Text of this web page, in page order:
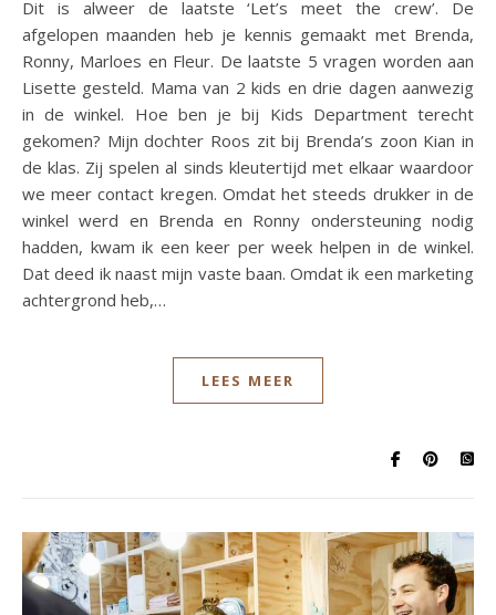
Dit is alweer de laatste ‘Let’s meet the crew’. De
afgelopen maanden heb je kennis gemaakt met Brenda,
Ronny, Marloes en Fleur. De laatste 5 vragen worden aan
Lisette gesteld. Mama van 2 kids en drie dagen aanwezig
in de winkel. Hoe ben je bij Kids Department terecht
gekomen? Mijn dochter Roos zit bij Brenda’s zoon Kian in
de klas. Zij spelen al sinds kleutertijd met elkaar waardoor
we meer contact kregen. Omdat het steeds drukker in de
winkel werd en Brenda en Ronny ondersteuning nodig
hadden, kwam ik een keer per week helpen in de winkel.
Dat deed ik naast mijn vaste baan. Omdat ik een marketing
achtergrond heb,…
LEES MEER